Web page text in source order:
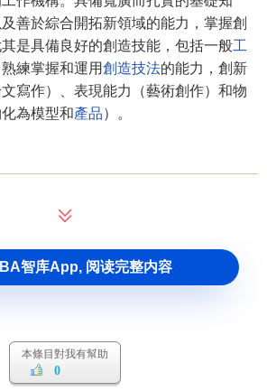
善於綜合開拓新領域的能力，掌握創
是具備良好的創造技能，包括一般工
練掌握和運用創造技法的能力，創新
文寫作）、表現能力（藝術創作）和物
為模型和產品）。
創新教育——從中國沒有諾貝爾獎談起
智库App, 阅读完整内容
本條目對我有幫助
0